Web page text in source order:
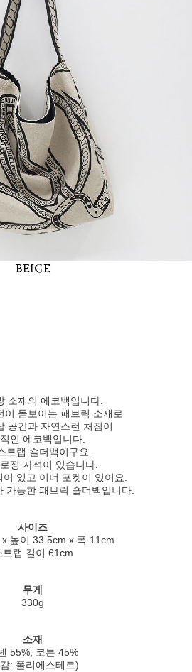
소재의 에코백입니다.
이 돋보이는 패브릭 소재로
공간과 자연스런 처짐이
인 에코백입니다.
트랩 숄더백이구요.
징 자석이 있습니다.
있고 이너 포켓이 있어요.
가능한 패브릭 숄더백입니다.
사이즈
높이 33.5cm x 폭 11cm
트랩 길이 61cm
무게
330g
소재
55%, 코튼 45%
: 폴리에스테르)